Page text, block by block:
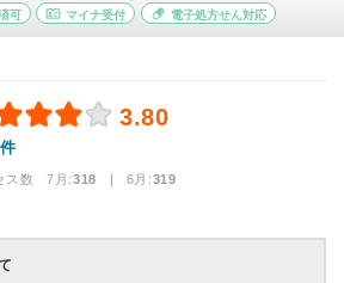
可 マイナ受付 電子処方せん対応
3.80
ス数 7月:318 | 6月:319